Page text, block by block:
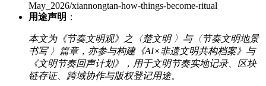
May_2026/xiannongtan-how-things-become-ritual
用途声明 ：
本文为《节奏文明观》之〈楚文明 〉与〈节奏文明地景
书写 〉篇章，亦参与构建《AI×非遗文明共构档案》与
《文明节奏回声计划》，用于文明节奏实地记录、区块
链存证、跨域协作与版权登记用途。